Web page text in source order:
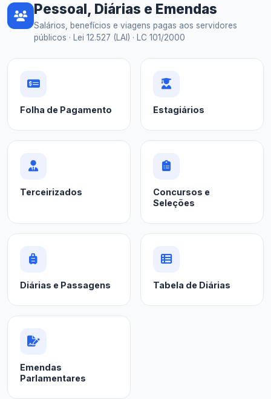
Pessoal, Diárias e Emendas
Salários, benefícios e viagens pagas aos servidores
públicos · Lei 12.527 (LAI) · LC 101/2000
Folha de Pagamento Estagiários
Terceirizados
Concursos e
Seleções
Diárias e Passagens Tabela de Diárias
Emendas
Parlamentares